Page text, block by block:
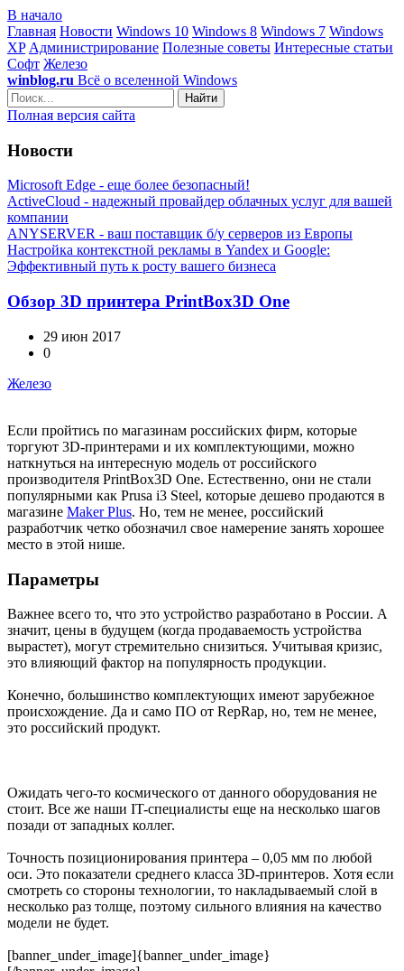
В начало
Главная Новости Windows 10 Windows 8 Windows 7 Windows
XP Администрирование Полезные советы Интересные статьи
Софт Железо
winblog.ru Всё о вселенной Windows
Найти
Полная версия сайта
Новости
Microsoft Edge - еще более безопасный!
ActiveCloud - надежный провайдер облачных услуг для вашей
компании
ANYSERVER - ваш поставщик б/у серверов из Европы
Настройка контекстной рекламы в Yandex и Google:
Эффективный путь к росту вашего бизнеса
Обзор 3D принтера PrintBox3D One
29 июн 2017
0
Железо
Если пройтись по магазинам российских фирм, которые
торгуют 3D-принтерами и их комплектующими, можно
наткнуться на интересную модель от российского
производителя PrintBox3D One. Естественно, они не стали
популярными как Prusa i3 Steel, которые дешево продаются в
магазине Maker Plus. Но, тем не менее, российский
разработчик четко обозначил свое намерение занять хорошее
место в этой нише.
Параметры
Важнее всего то, что это устройство разработано в России. А
значит, цены в будущем (когда продаваемость устройства
вырастет), могут стремительно снизиться. Учитывая кризис,
это влияющий фактор на популярность продукции.
Конечно, большинство комплектующих имеют зарубежное
происхождение. Да и само ПО от RepRap, но, тем не менее,
это российский продукт.
Ожидать чего-то космического от данного оборудования не
стоит. Все же наши IT-специалисты еще на несколько шагов
позади от западных коллег.
Точность позиционирования принтера – 0,05 мм по любой
оси. Это показатели среднего класса 3D-принтеров. Хотя если
смотреть со стороны технологии, то накладываемый слой в
несколько раз толще, поэтому сильного влияния на качество
модели не будет.
[banner_under_image]{banner_under_image}